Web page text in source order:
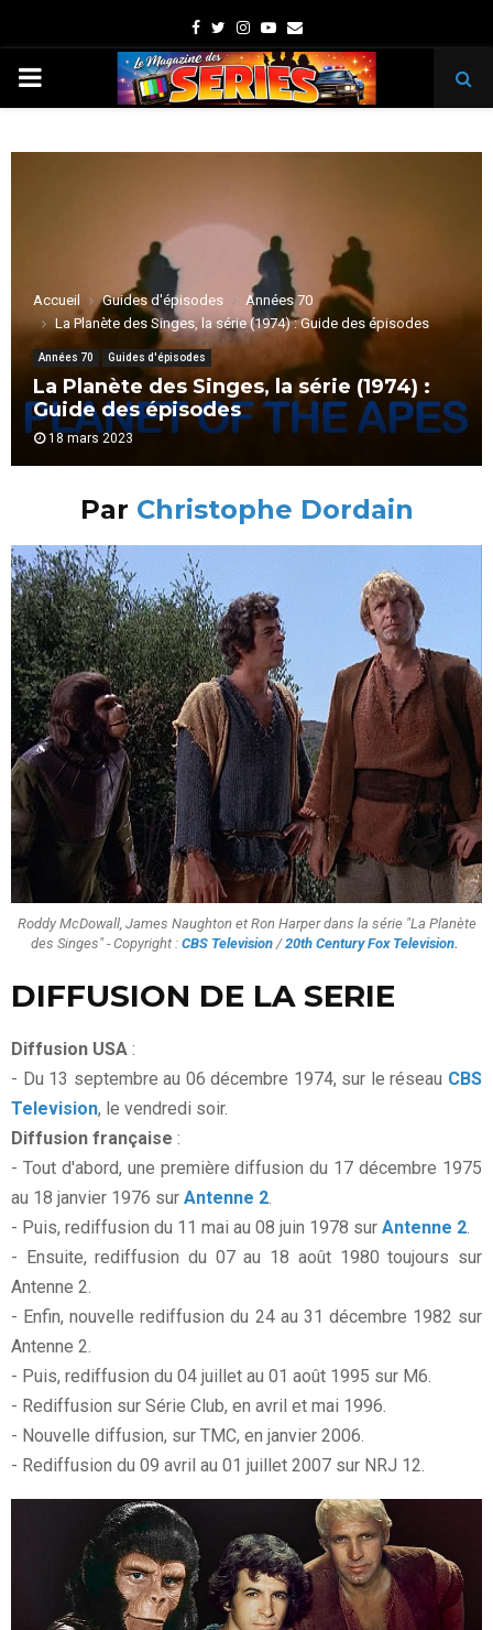
Facebook
TwitterInstagram
Youtube
Email
PRIMARY
Accueil Guides d'épisodes
Années 70
La Planète des Singes, la série (1974) : Guide des épisodes
Années 70 Guides d'épisodes
La Planète des Singes, la série (1974) :
Guide des épisodes
18 mars 2023
Par Christophe Dordain
Roddy McDowall, James Naughton et Ron Harper dans la série "La Planète
des Singes" - Copyright : CBS Television /20th Century Fox Television.
DIFFUSION DE LA SERIE
Diffusion USA :
- Du 13 septembre au 06 décembre 1974, sur le réseau CBS
Television, le vendredi soir.
Diffusion française :
- Tout d'abord, une première diffusion du 17 décembre 1975
au 18 janvier 1976 sur Antenne 2.
- Puis, rediffusion du 11 mai au 08 juin 1978 sur Antenne 2.
- Ensuite, rediffusion du 07 au 18 août 1980 toujours sur
Antenne 2.
- Enfin, nouvelle rediffusion du 24 au 31 décembre 1982 sur
Antenne 2.
- Puis, rediffusion du 04 juillet au 01 août 1995 sur M6.
- Rediffusion sur Série Club, en avril et mai 1996.
- Nouvelle diffusion, sur TMC, en janvier 2006.
- Rediffusion du 09 avril au 01 juillet 2007 sur NRJ 12.